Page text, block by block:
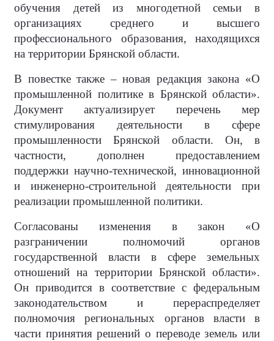
обучения детей из многодетной семьи в
организациях среднего и высшего
профессионального образования, находящихся
на территории Брянской области.
В повестке также – новая редакция закона «О
промышленной политике в Брянской области».
Документ актуализирует перечень мер
стимулирования деятельности в сфере
промышленности Брянской области. Он, в
частности, дополнен предоставлением
поддержки научно-технической, инновационной
и инженерно-строительной деятельности при
реализации промышленной политики.
Согласованы изменения в закон «О
разграничении полномочий органов
государственной власти в сфере земельных
отношений на территории Брянской области».
Он приводится в соответствие с федеральным
законодательством и перераспределяет
полномочия региональных органов власти в
части принятия решений о переводе земель или